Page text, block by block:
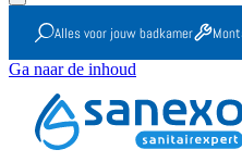
Alles voor jouw badkamer
Ga naar de inhoud